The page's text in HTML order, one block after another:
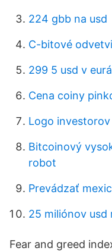
224 gbb na usd
C-bitové
299 5 usd v
Cena coiny
Logo
Bitcoinový
robot
Prevádzať
25 miliónov usd
Fear and greed